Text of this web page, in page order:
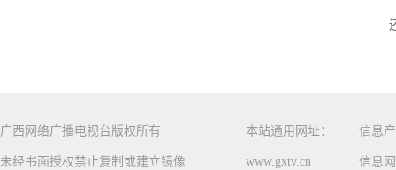
广西网络广播电视台版权所有
未经书面授权禁止复制或建立镜像
本站通用网址：
www.gxtv.cn
信息
信息